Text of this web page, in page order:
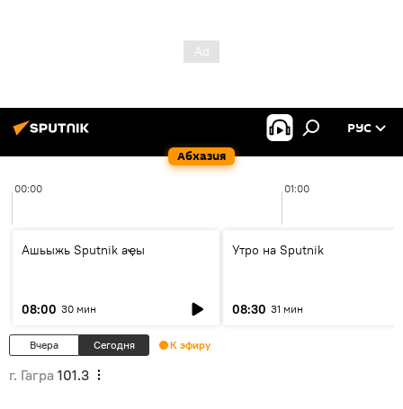
Абхазия
РУС
00:00 01:00
Ашьыжь Sputnik аҿы
08:00 30 мин
Утро на Sputnik
08:30 31 мин
Вчера Сегодня К эфиру
г. Гагра 101.3